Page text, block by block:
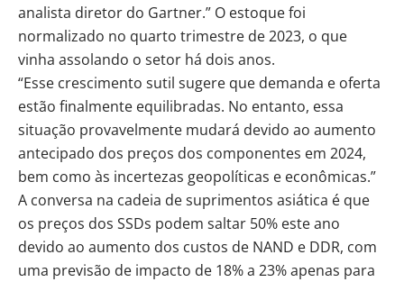
analista diretor do Gartner.” O estoque foi
normalizado no quarto trimestre de 2023, o que
vinha assolando o setor há dois anos.
“Esse crescimento sutil sugere que demanda e oferta
estão finalmente equilibradas. No entanto, essa
situação provavelmente mudará devido ao aumento
antecipado dos preços dos componentes em 2024,
bem como às incertezas geopolíticas e econômicas.”
A conversa na cadeia de suprimentos asiática é que
os preços dos SSDs podem saltar 50% este ano
devido ao aumento dos custos de NAND e DDR, com
uma previsão de impacto de 18% a 23% apenas para